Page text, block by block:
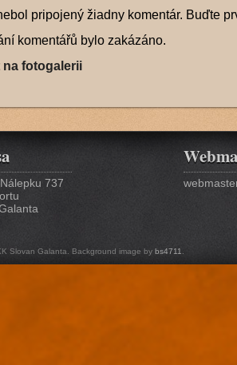
pripojený žiadny komentár. Buďte
komentářů bylo zakázáno.
na fotogalerii
737
Slovan Galanta. Background image by bs4711